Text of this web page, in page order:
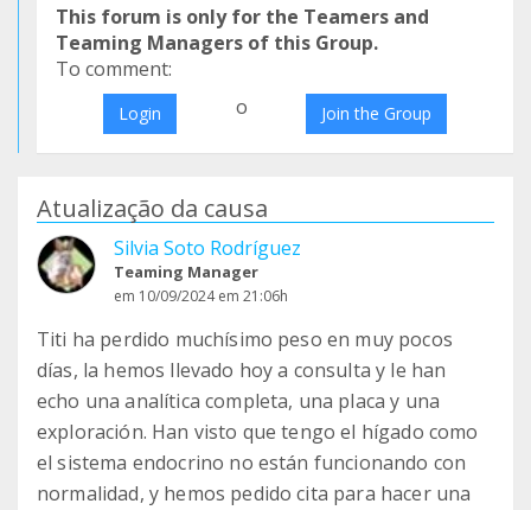
This forum is only for the Teamers and
Teaming Managers of this Group.
To comment:
Login o Join the Group
Atualização da causa
Silvia Soto Rodríguez
Teaming Manager
em 10/09/2024 em 21:06h
Titi ha perdido muchísimo peso en muy pocos
días, la hemos llevado hoy a consulta y le han
echo una analítica completa, una placa y una
exploración. Han visto que tengo el hígado como
el sistema endocrino no están funcionando con
normalidad, y hemos pedido cita para hacer una